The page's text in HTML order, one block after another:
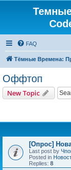
Темные
FAQ
Тёмные Времена:
Оффтоп
New Topic
[Опрос]
Last post by
Posted in
Replies: 8